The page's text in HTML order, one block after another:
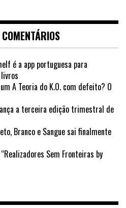
é a app portuguesa para
A Teoria do K.O. com defeito? O
a terceira edição trimestral de
Branco e Sangue sai finalmente
Sem Fronteiras by